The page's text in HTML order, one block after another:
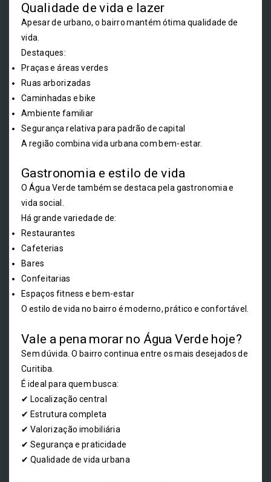
Qualidade de vida e lazer
Apesar de urbano, o bairro mantém ótima qualidade de
vida.
Destaques:
Praças e áreas verdes
Ruas arborizadas
Caminhadas e bike
Ambiente familiar
Segurança relativa para padrão de capital
A região combina vida urbana com bem-estar.
Gastronomia e estilo de vida
O Água Verde também se destaca pela gastronomia e
vida social.
Há grande variedade de:
Restaurantes
Cafeterias
Bares
Confeitarias
Espaços fitness e bem-estar
O estilo de vida no bairro é moderno, prático e confortável.
Vale a pena morar no Água Verde hoje?
Sem dúvida. O bairro continua entre os mais desejados de
Curitiba.
É ideal para quem busca:
✔ Localização central
✔ Estrutura completa
✔ Valorização imobiliária
✔ Segurança e praticidade
✔ Qualidade de vida urbana